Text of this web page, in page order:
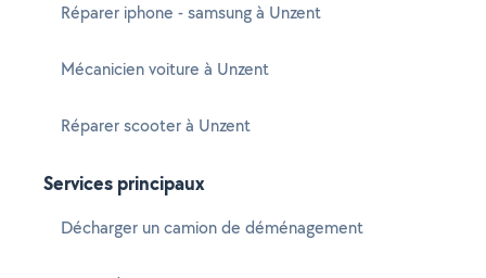
Réparer iphone - samsung à Unzent
Mécanicien voiture à Unzent
Réparer scooter à Unzent
Services principaux
Décharger un camion de déménagement